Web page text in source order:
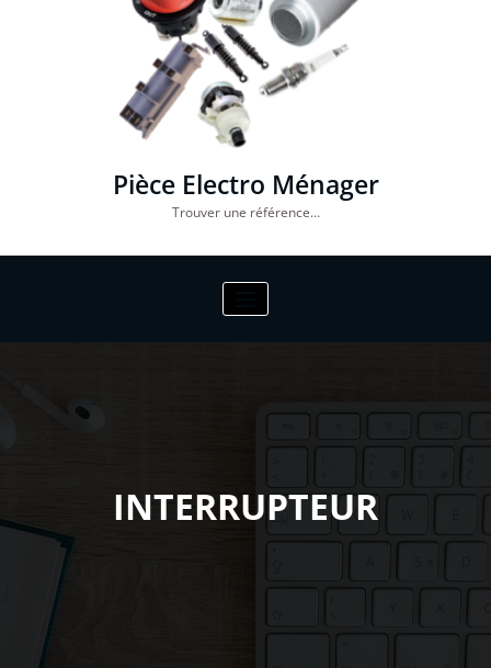
Pièce Electro Ménager
Trouver une référence…
INTERRUPTEUR